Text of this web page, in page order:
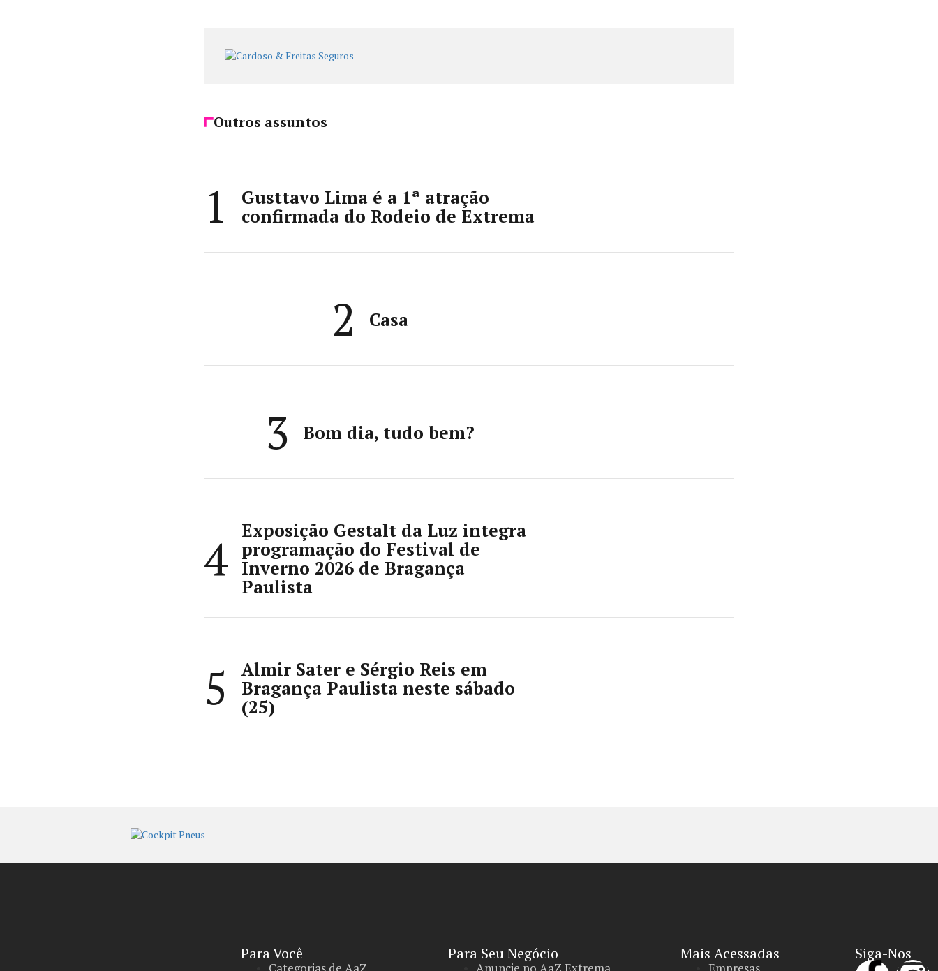
Outros assuntos
1
Gusttavo Lima é a 1ª atração
confirmada do Rodeio de Extrema
2 Casa
3 Bom dia, tudo bem?
4
Exposição Gestalt da Luz integra
programação do Festival de
Inverno 2026 de Bragança
Paulista
5
Almir Sater e Sérgio Reis em
Bragança Paulista neste sábado
(25)
Para Você Para Seu Negócio​ Mais Acessadas Siga-Nos